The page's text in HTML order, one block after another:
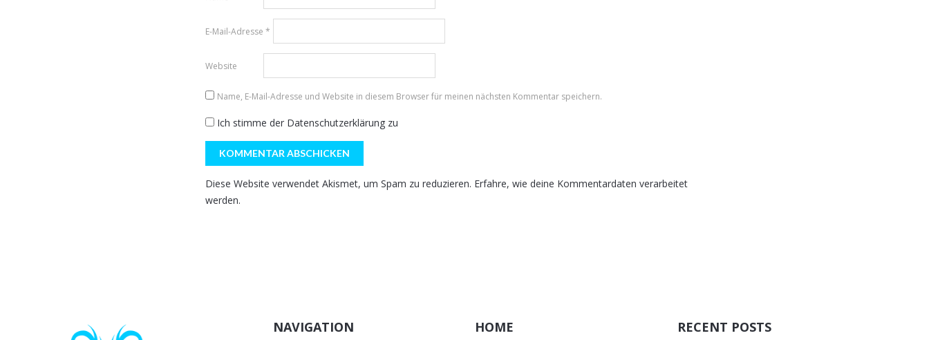
E-Mail-Adresse *
Website
Name, E-Mail-Adresse und Website in diesem Browser für meinen nächsten Kommentar speichern.
Ich stimme der Datenschutzerklärung zu
Diese Website verwendet Akismet, um Spam zu reduzieren. Erfahre, wie deine Kommentardaten verarbeitet
werden.
NAVIGATION HOME RECENT POSTS